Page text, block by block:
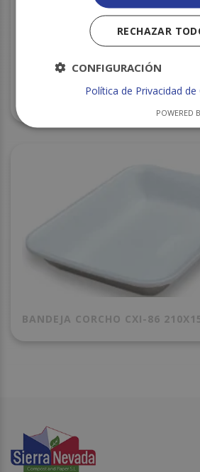
BANDEJA CORCHO 167 (89)
BANDEJA CORCHO CXI-86
RECHAZAR
CONFIGURACIÓN
Política de Privacidad de
POWERED